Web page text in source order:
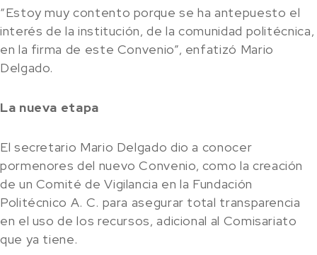
“Estoy muy contento porque se ha antepuesto el
interés de la institución, de la comunidad politécnica,
en la firma de este Convenio”, enfatizó Mario
Delgado.
La nueva etapa
El secretario Mario Delgado dio a conocer
pormenores del nuevo Convenio, como la creación
de un Comité de Vigilancia en la Fundación
Politécnico A. C. para asegurar total transparencia
en el uso de los recursos, adicional al Comisariato
que ya tiene.